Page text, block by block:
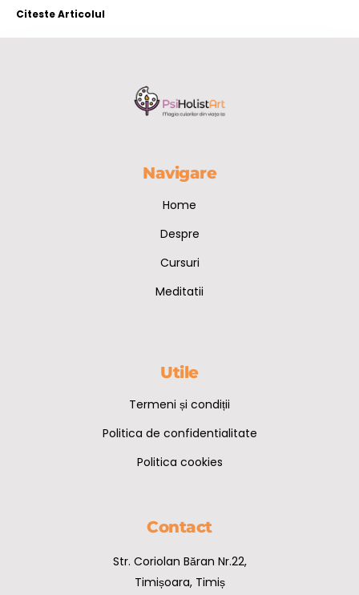
Citeste Articolul
Navigare
Home
Despre
Cursuri
Meditatii
Utile
Termeni și condiții
Politica de confidentialitate
Politica cookies
Contact
Str. Coriolan Băran Nr.22,
Timișoara, Timiș